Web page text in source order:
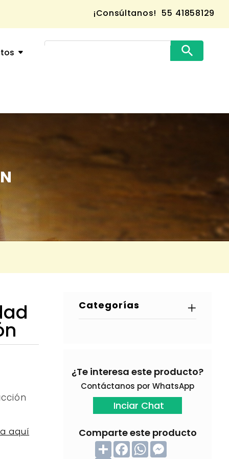
¡Consúltanos! 55 41858129
aquí
Categorías
¿Te interesa este producto?
Contáctanos por WhatsApp
Inciar Chat
Comparte este producto
C
o
F
a
W
h
M